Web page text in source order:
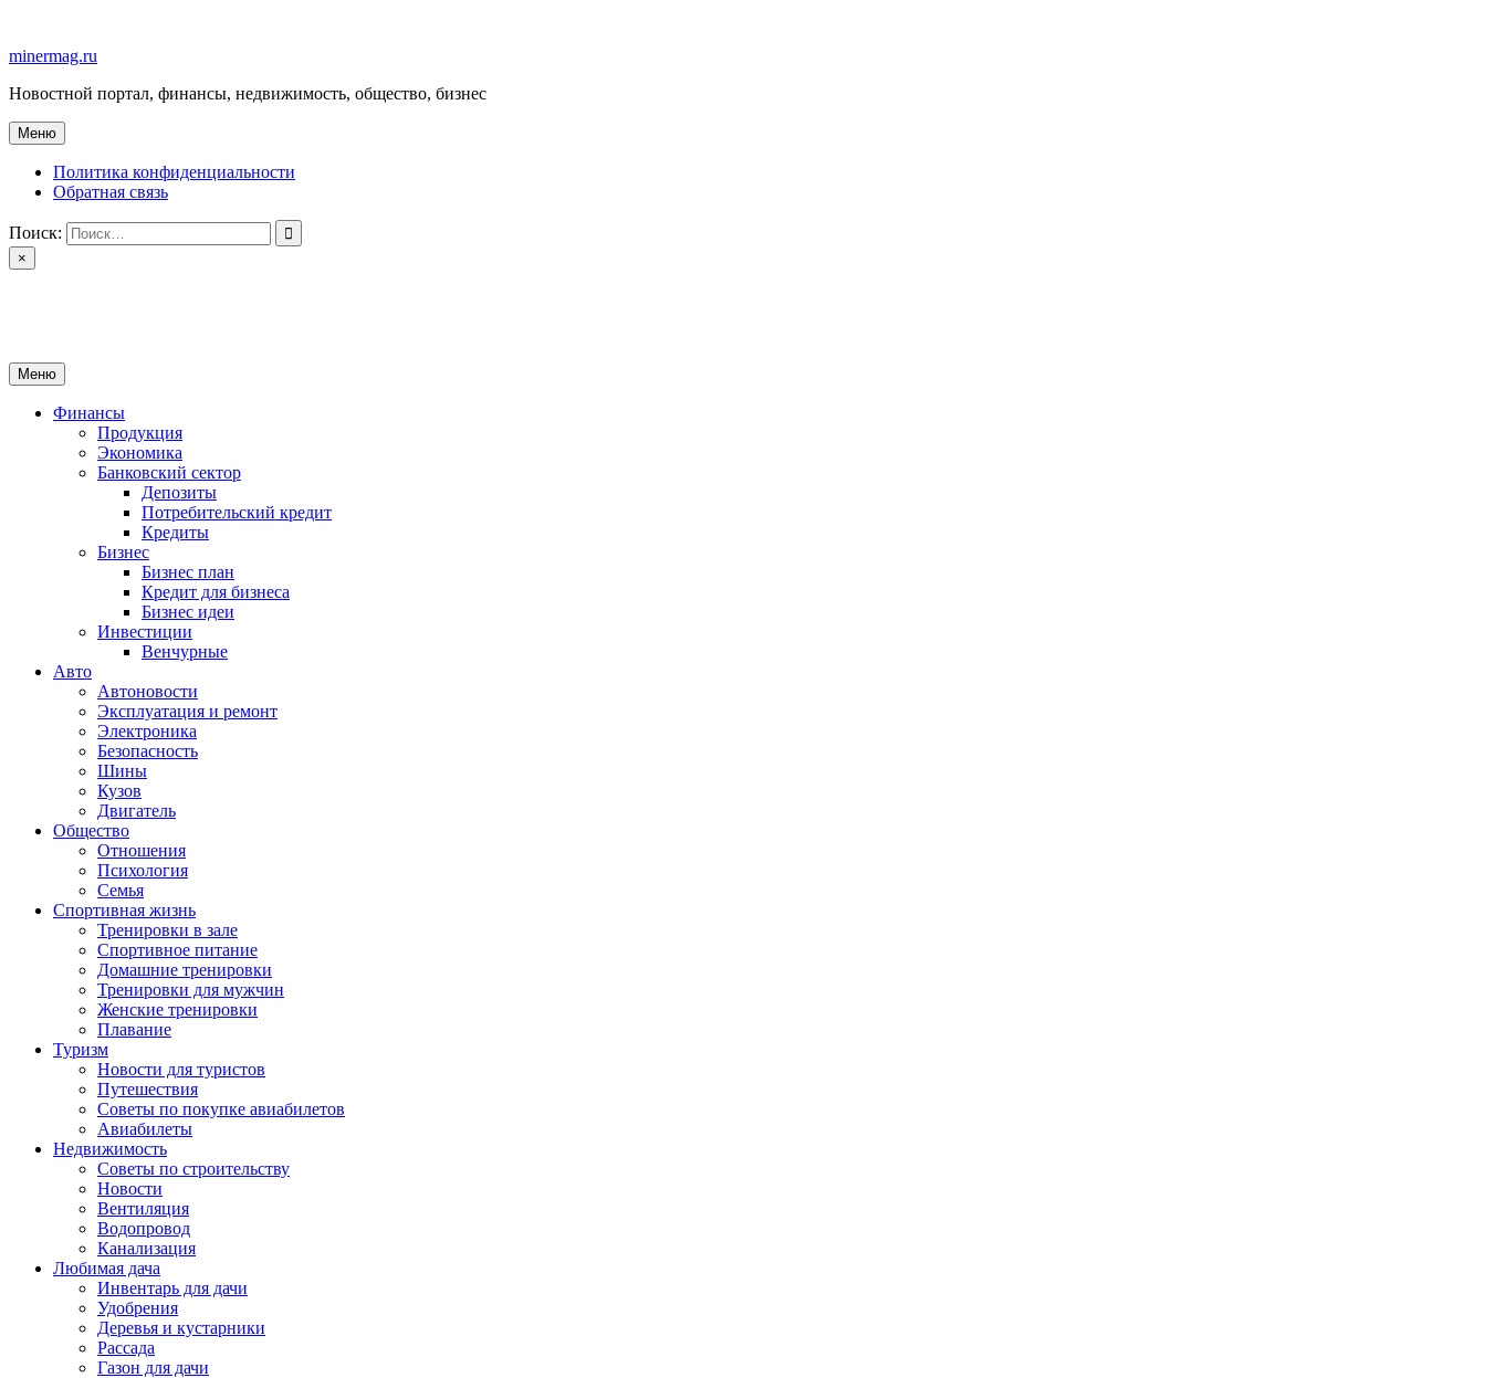
содержимому
minermag.ru
Новостной портал, финансы, недвижимость, общество, бизнес
Меню
Политика конфиденциальности
Обратная связь
Поиск:
×
Меню
Финансы
Продукция
Экономика
Банковский сектор
Депозиты
Потребительский кредит
Кредиты
Бизнес
Бизнес план
Кредит для бизнеса
Бизнес идеи
Инвестиции
Венчурные
Авто
Автоновости
Эксплуатация и ремонт
Электроника
Безопасность
Шины
Кузов
Двигатель
Общество
Отношения
Психология
Семья
Спортивная жизнь
Тренировки в зале
Спортивное питание
Домашние тренировки
Тренировки для мужчин
Женские тренировки
Плавание
Туризм
Новости для туристов
Путешествия
Советы по покупке авиабилетов
Авиабилеты
Недвижимость
Советы по строительству
Новости
Вентиляция
Водопровод
Канализация
Любимая дача
Инвентарь для дачи
Удобрения
Деревья и кустарники
Рассада
Газон для дачи